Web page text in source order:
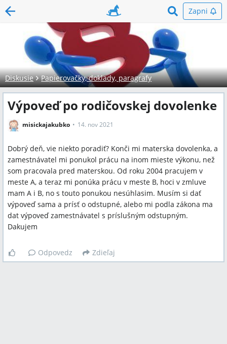
Zapni
Diskusie Papierovačky, doklady, paragrafy
Výpoveď po rodičovskej dovolenke
misickajakubko 14. nov 2021
Dobrý deň, vie niekto poradiť? Konči mi materska dovolenka, a
zamestnávatel mi ponukol prácu na inom mieste výkonu, než
som pracovala pred materskou. Od roku 2004 pracujem v
meste A, a teraz mi ponúka prácu v meste B, hoci v zmluve
mam A i B, no s touto ponukou nesúhlasim. Musím si dať
výpoveď sama a prísť o odstupné, alebo mi podla zákona ma
dat výpoveď zamestnávatel s príslušným odstupným.
Dakujem
Odpovedz Zdieľaj